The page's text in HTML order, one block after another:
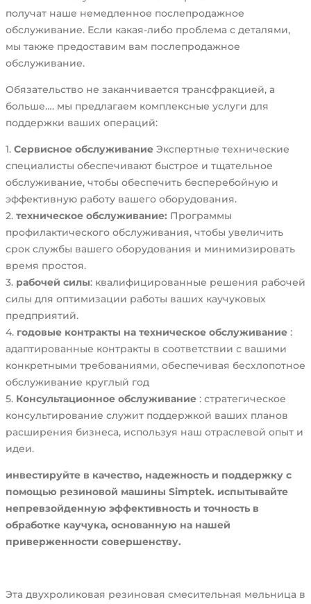
получат наше немедленное послепродажное
обслуживание. Если какая-либо проблема с деталями,
мы также предоставим вам послепродажное
обслуживание.
Обязательство не заканчивается трансфракцией, а
больше…. мы предлагаем комплексные услуги для
поддержки ваших операций:
1. Сервисное обслуживание Экспертные технические
специалисты обеспечивают быстрое и тщательное
обслуживание, чтобы обеспечить бесперебойную и
эффективную работу вашего оборудования.
2. техническое обслуживание: Программы
профилактического обслуживания, чтобы увеличить
срок службы вашего оборудования и минимизировать
время простоя.
3. рабочей силы: квалифицированные решения рабочей
силы для оптимизации работы ваших каучуковых
предприятий.
4. годовые контракты на техническое обслуживание :
адаптированные контракты в соответствии с вашими
конкретными требованиями, обеспечивая бесхлопотное
обслуживание круглый год
5. Консультационное обслуживание : стратегическое
консультирование служит поддержкой ваших планов
расширения бизнеса, используя наш отраслевой опыт и
идеи.
инвестируйте в качество, надежность и поддержку с
помощью резиновой машины Simptek. испытывайте
непревзойденную эффективность и точность в
обработке каучука, основанную на нашей
приверженности совершенству.
Эта двухроликовая резиновая смесительная мельница в